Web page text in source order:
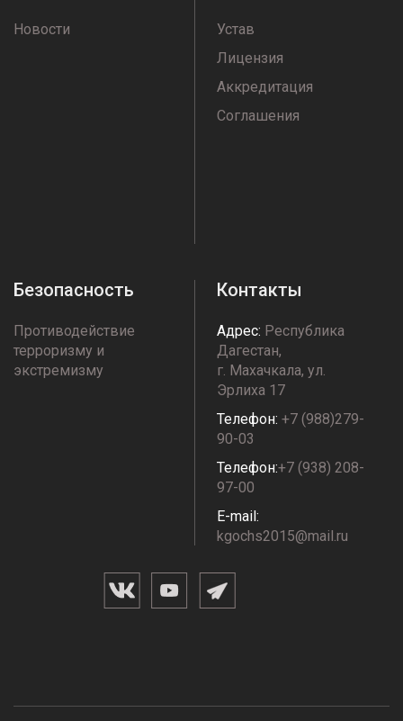
Новости
Устав
Лицензия
Аккредитация
Соглашения
Безопасность
Противодействие
терроризму и
экстремизму
Контакты
Адрес: Республика
Дагестан,
г. Махачкала, ул.
Эрлиха 17
Телефон: +7 (988)279-
90-03
Телефон:+7 (938) 208-
97-00
E-mail:
kgochs2015@mail.ru